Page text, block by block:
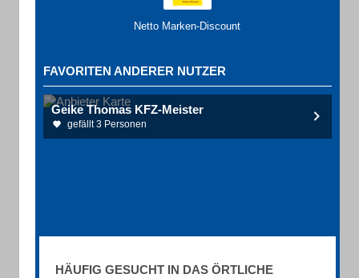
Netto Marken-Discount
FAVORITEN ANDERER NUTZER
Geike Thomas KFZ-Meister
gefällt 3 Personen
HÄUFIG GESUCHT IN DAS ÖRTLICHE